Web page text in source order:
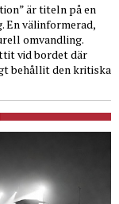
är titeln på en
En välinformerad,
omvandling.
vid bordet där
behållit den kritiska